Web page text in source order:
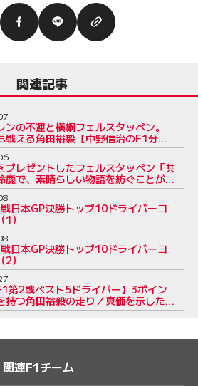
関連記事
ンの不運と横綱フェルスタッペン。
戦える角田裕毅【中野信治のF1分析
2】
プレゼントしたフェルスタッペン「共
鹿で、素晴らしい物語を紡ぐことがで
日本GP決勝トップ10ドライバーコ
）
日本GP決勝トップ10ドライバーコ
）
第2戦ベスト5ドライバー】3ポイン
持つ角田裕毅の走り／真価を示したハ
関連F1チーム